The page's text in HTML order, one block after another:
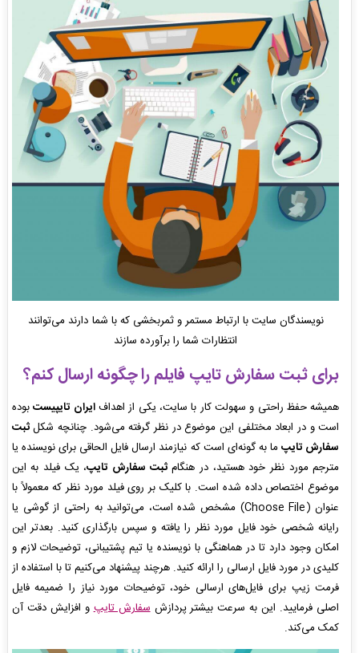
نویسندگان سایت با ارتباط مستمر و ثمربخشی که با شما دارند می‌توانند
انتظارات شما را برآورده سازند
برایثبت سفارش تایپ فایلم را چگونه ارسال کنم؟
همیشه حفظ راحتی و سهولت کار با سایت، یکی از اهدافایران تایپیستبوده
است و در ابعاد مختلفی این موضوع در نظر گرفته می‌شود. چنانچه شکلثبت
سفارش تایپما به گونه‌ای است که نیازمند ارسال فایل الحاقی برای نویسنده یا
مترجم مورد نظر خود هستید، در هنگامثبت سفارش تایپ، یک فیلد به این
موضوع اختصاص داده شده است. با کلیک بر روی فیلد مورد نظر که معمولاً با
عنوان (Choose File) مشخص شده است، می‌توانید به راحتی از گوشی یا
رایانه شخصی خود فایل مورد نظر را یافته و سپس بارگذاری کنید. بعدتر این
امکان وجود دارد تا در هماهنگی با نویسنده یا تیم پشتیبانی، توضیحات لازم و
کلیدی در مورد فایل ارسالی را ارائه کنید. هرچند پیشنهاد می‌کنیم تا با استفاده از
فرمت زیپ برای فایل‌های ارسالی خود، توضیحات مورد نیاز را ضمیمه فایل
اصلی فرمایید. این به سرعت بیشتر پردازشسفارش تایپو افزایش دقت آن
کمک می‌کند.